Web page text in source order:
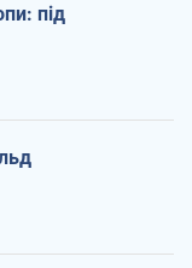
під